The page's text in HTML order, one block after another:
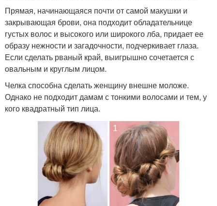
Прямая, начинающаяся почти от самой макушки и
закрывающая брови, она подходит обладательнице
густых волос и высокого или широкого лба, придает ее
образу нежности и загадочности, подчеркивает глаза.
Если сделать рваный край, выигрышно сочетается с
овальным и круглым лицом.
Челка способна сделать женщину внешне моложе.
Однако не подходит дамам с тонкими волосами и тем, у
кого квадратный тип лица.